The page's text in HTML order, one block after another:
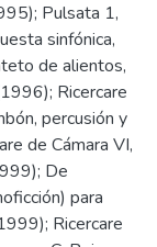
Pulsata 1,
sinfónica,
de alientos,
Ricercare
percusión y
de Cámara VI,
De
para
Ricercare